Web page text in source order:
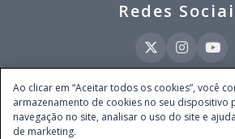
Redes
Este site é operado pela Ventmear Brasil LTDA
endereço na Avenida Brigadeiro Faria Lima, nº
Município de São Paulo, Estado de São Paulo, CEP
Ao clicar em “Aceitar todos os cookies”, você
armazenamento de cookies no seu dispositivo
navegação no site, analisar o uso do site e
de marketing.